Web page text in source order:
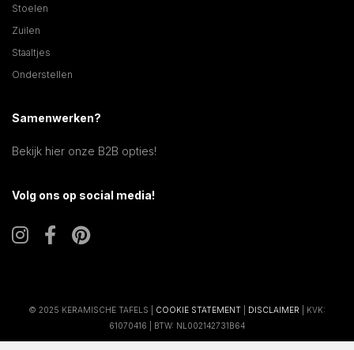
Stoelen
Zuilen
Staaltjes
Onderstellen
Samenwerken?
Bekijk hier onze B2B opties!
Volg ons op social media!
© 2025 KERAMISCHE TAFELS | COOKIE STATEMENT DISCLAIMER | KVK:
61070416 | BTW: NL002142731B64